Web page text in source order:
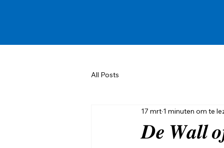
All Posts
𝑫𝒆 𝑾𝒂𝒍𝒍
17 mrt 1 minuten om te